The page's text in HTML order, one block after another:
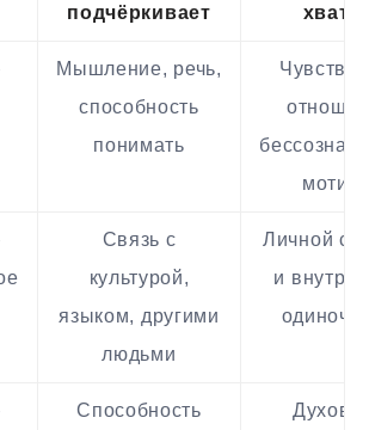
подчёркивает
Мышление, речь,
способность
понимать
Чувств,
Связь с
культурой,
языком, другими
людьми
Личной
и
Способность